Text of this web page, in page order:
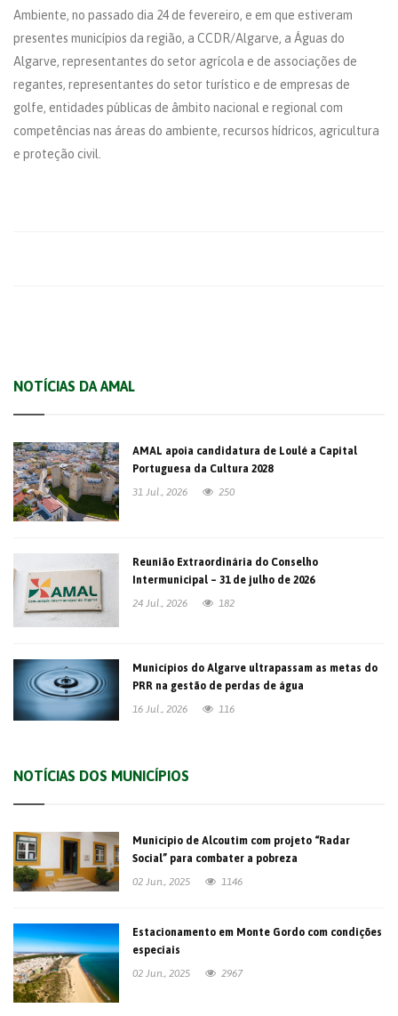
Ambiente, no passado dia 24 de fevereiro, e em que estiveram
presentes municípios da região, a CCDR/Algarve, a Águas do
Algarve, representantes do setor agrícola e de associações de
regantes, representantes do setor turístico e de empresas de
golfe, entidades públicas de âmbito nacional e regional com
competências nas áreas do ambiente, recursos hídricos, agricultura
e proteção civil.
NOTÍCIAS DA AMAL
AMAL apoia candidatura de Loulé a Capital
Portuguesa da Cultura 2028
31 Jul., 2026
250
Reunião Extraordinária do Conselho
Intermunicipal – 31 de julho de 2026
24 Jul., 2026
182
Municípios do Algarve ultrapassam as metas do
PRR na gestão de perdas de água
16 Jul., 2026
116
NOTÍCIAS DOS MUNICÍPIOS
Município de Alcoutim com projeto “Radar
Social” para combater a pobreza
02 Jun., 2025
1146
Estacionamento em Monte Gordo com condições
especiais
02 Jun., 2025
2967